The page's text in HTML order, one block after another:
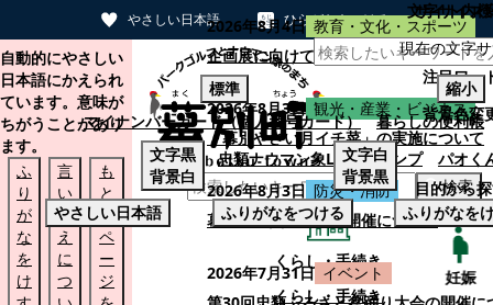
やさしい日本語 ひらがなをつける
本文へスキップする
自動的にやさしい
日本語にかえられ
ています。意味が
ちがうことがあり
ます。
ふ
り
が
な
を
け
言
い
替
え
に
つ
も
と
の
ペ
ー
ジ
検索
くらし・手続き
くらし・手続き
2026年8月4日 教育・文化・スポーツ
企画展に向けて：安東ウメ子さんとの思
2026年8月3日 観光・産業・ビジネス
「幕別やさい月イチ菜」の実施について
2026年8月3日 防災・消防
幕別町防災フェアの開催について
2026年7月31日 イベント
サイト内
注目ワー
マイナンバーカード（個人番号カード）
暮らしの便利帳
忠類ナウマン象LINEスタンプ
パオく
目的から
妊娠
文字サイズ
現在の文字
標準
縮小
背景色変
文字黒
背景白
文字白
背景黒
やさしい日本語
ふりがなをつける ふりがなを